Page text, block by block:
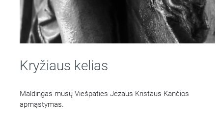
Kryžiaus kelias
Maldingas mūsų Viešpaties Jėzaus Kristaus Kančios
apmąstymas.